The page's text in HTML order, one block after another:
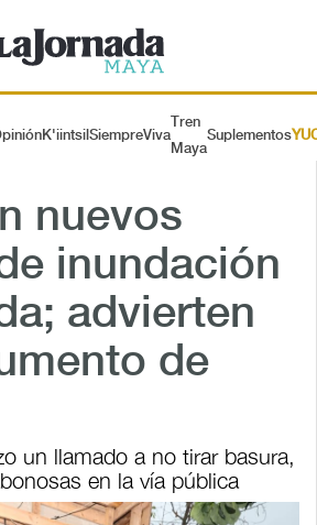
K'iintsil SiempreViva
Tren
Maya
Suplementos
nuevos
inundación
advierten
de
un llamado a no tirar basura,
en la vía pública